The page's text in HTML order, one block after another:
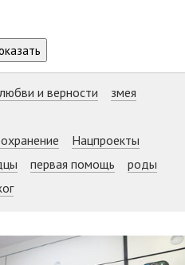
и верности
змея
Нацпроекты
первая помощь
роды